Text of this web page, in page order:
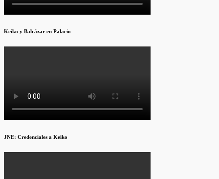
Keiko y Balcázar en Palacio
JNE: Credenciales a Keiko